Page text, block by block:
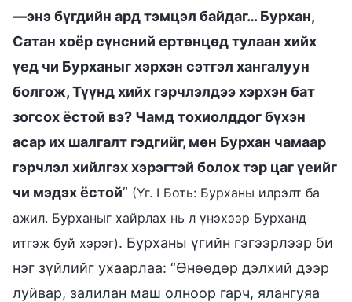
—энэ бүгдийн ард тэмцэл байдаг… Бурхан,
Сатан хоёр сүнсний ертөнцөд тулаан хийх
үед чи Бурханыг хэрхэн сэтгэл хангалуун
болгож, Түүнд хийх гэрчлэлдээ хэрхэн бат
зогсох ёстой вэ? Чамд тохиолддог бүхэн
асар их шалгалт гэдгийг, мөн Бурхан чамаар
гэрчлэл хийлгэх хэрэгтэй болох тэр цаг үеийг
чи мэдэх ёстой” (Үг. I Боть: Бурханы илрэлт ба
ажил. Бурханыг хайрлах нь л үнэхээр Бурханд
итгэж буй хэрэг). Бурханы үгийн гэгээрлээр би
нэг зүйлийг ухаарлаа: “Өнөөдөр дэлхий дээр
луйвар, залилан маш олноор гарч, ялангуяа